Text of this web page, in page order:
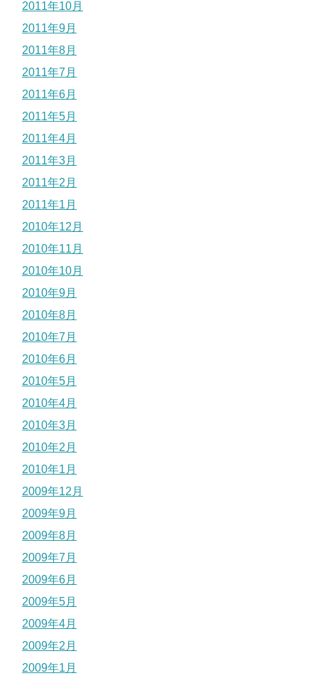
2011年10月
2011年9月
2011年8月
2011年7月
2011年6月
2011年5月
2011年4月
2011年3月
2011年2月
2011年1月
2010年12月
2010年11月
2010年10月
2010年9月
2010年8月
2010年7月
2010年6月
2010年5月
2010年4月
2010年3月
2010年2月
2010年1月
2009年12月
2009年9月
2009年8月
2009年7月
2009年6月
2009年5月
2009年4月
2009年2月
2009年1月